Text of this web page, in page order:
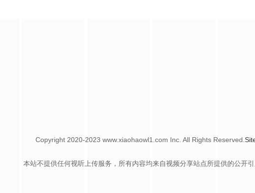
Copyright 2020-2023 www.xiaohaowl1.com Inc. All Rights Reserved.
本站不提供任何视听上传服务，所有内容均来自视频分享站点所提供的公开引